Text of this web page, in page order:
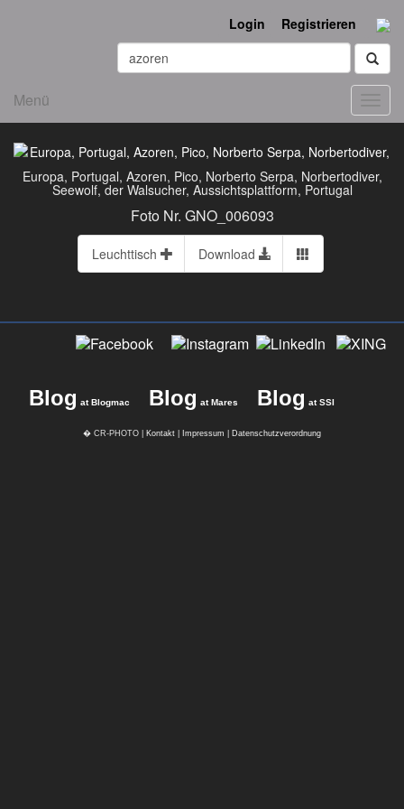
Login Registrieren
Menü
Europa, Portugal, Azoren, Pico, Norberto Serpa, Norbertodiver,
Seewolf, der Walsucher, Aussichtsplattform, Portugal
Foto Nr. GNO_006093
Leuchttisch Download
Blog at Blogmac Blog at Mares Blog at SSI
� CR-PHOTO | Kontakt Impressum Datenschutzverordnung